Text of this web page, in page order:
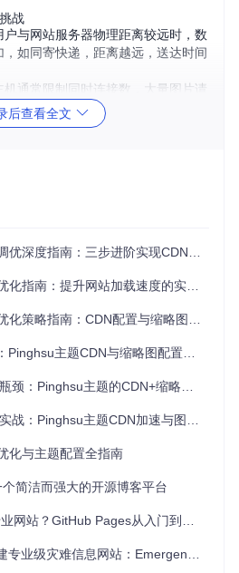
战
户与网站服务器物理距离较远时，数
如同寄快递，距离越远，送达时间
机通常限制同时连接数，大量图片请
车道公路上同时涌入多辆汽车
的主题会重复加载相同资源，浪费带
置合理的缩略图规则，导致列表页加
分散在不同服务器，增加DNS解析
页，图片加载缓慢会严重影响用户体
（提升加载速度40%）
如七牛云、阿里云OSS等）
常为 http://yourblog.example.
默认附件路径通常为 http://
后查看全文
指南：三步进阶实现CDN加速与缩略图优化
南：提升网站加载速度的实用配置技巧
略指南：CDN配置与缩略图优化全流程
主题CDN与缩略图配置完全指南
主题的CDN+缩略图双引擎优化指南
主题CDN加速与图片加载策略全解析
化与主题配置全指南
简洁而强大的开源博客平台
站？GitHub Pages从入门到精通指南
灾难信息网站：Emergency Site Kit终极指南